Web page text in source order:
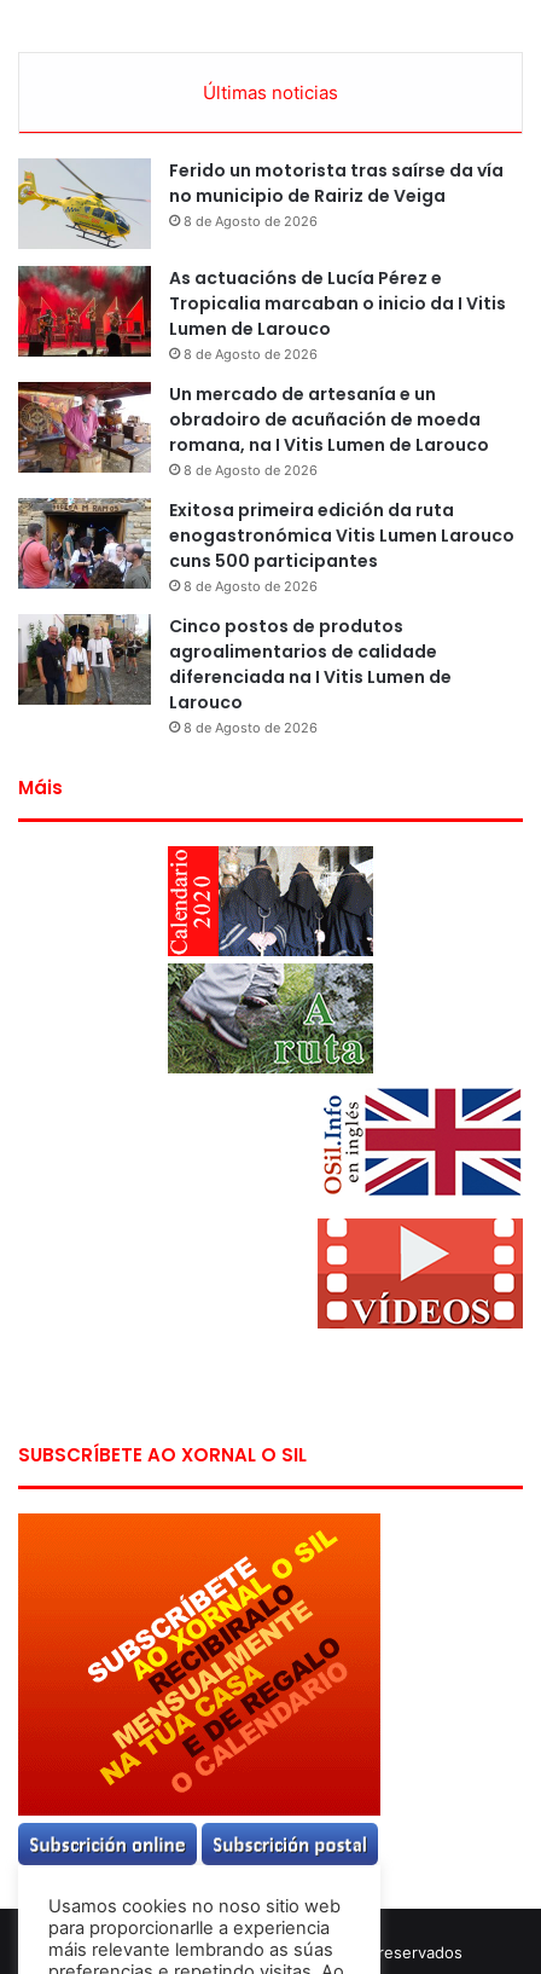
Últimas noticias
Ferido un motorista tras saírse da vía
no municipio de Rairiz de Veiga
8 de Agosto de 2026
As actuacións de Lucía Pérez e
Tropicalia marcaban o inicio da I Vitis
Lumen de Larouco
8 de Agosto de 2026
Un mercado de artesanía e un
obradoiro de acuñación de moeda
romana, na I Vitis Lumen de Larouco
8 de Agosto de 2026
Exitosa primeira edición da ruta
enogastronómica Vitis Lumen Larouco
cuns 500 participantes
8 de Agosto de 2026
Cinco postos de produtos
agroalimentarios de calidade
diferenciada na I Vitis Lumen de
Larouco
8 de Agosto de 2026
Máis
SUBSCRÍBETE AO XORNAL O SIL
© Copyright 2026, Todos los derechos reservados
Usamos cookies no noso sitio web
para proporcionarlle a experiencia
máis relevante lembrando as súas